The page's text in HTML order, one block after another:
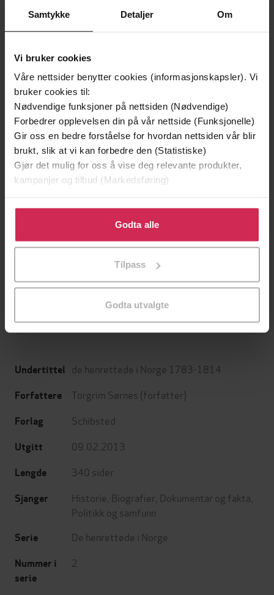
Samtykke Detaljer Om
Vi bruker cookies
Våre nettsider benytter cookies (informasjonskapsler). Vi
bruker cookies til:
Nødvendige funksjoner på nettsiden (Nødvendige)
Forbedrer opplevelsen din på vår nettside (Funksjonelle)
Gir oss en bedre forståelse for hvordan nettsiden vår blir
brukt, slik at vi kan forbedre den (Statistiske)
Gjør det mulig for oss å vise deg relevante produkter,
kampanjer og tilbud (Markedsføring)
Klikk på «Godta alle» for å gi oss ditt samtykke til å
bruke cookies for alle disse formålene. Du kan også
tilpasse ditt samtykke til spesifikke formål ved å klikke
Godta alle
Tilpass
Godta utvalgte
Andre har også kjøpt
Premium
Torgrim Sørnes
Alf R. Jacobsen
Undertittel de henrettede i Norge 1783-1814
Forfattere Torgrim Sørnes (forfatter)
Forlag Schibsted
Utgitt 09.02.2013
Lengde 340 sider
Sjanger Historie Biografier Dokumentar og fakta
Politikk og samfunn
Serie De henrettede i Norge
Nummer i
serie
2